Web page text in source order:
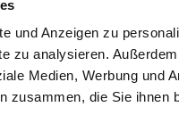
und Anzeigen zu
zu analysieren.
Medien, Werbung und
zusammen, die Sie
has occurred while loading